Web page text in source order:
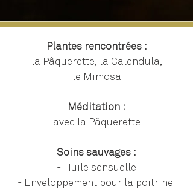
Plantes rencontrées :
la Pâquerette, la Calendula,
le Mimosa
Méditation :
avec la Pâquerette
Soins sauvages :
- Huile sensuelle
- Enveloppement pour la poitrine